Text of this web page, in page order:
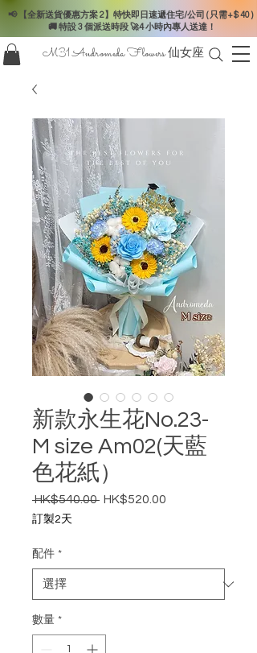
📢 【全新送貨優惠方案 2】特快即日速遞住宅/公司 ( 只需+$ 40 )
🚚 特設 3 個派送時段 🚀4 小時內專人送達！
M31 Andromeda Flowers 仙女座
新款永生花No.23-
M size Am02(天藍
色花紙）
HK$540.00 一般價格
HK$520.00
訂製2天
配件 *
數量 *